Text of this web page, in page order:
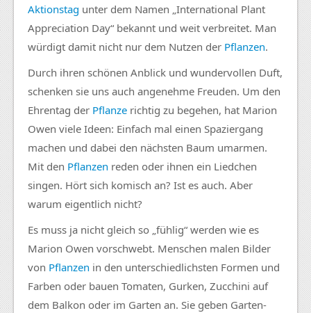
Aktionstag unter dem Namen „International Plant
Appreciation Day“ bekannt und weit verbreitet. Man
würdigt damit nicht nur dem Nutzen der Pflanzen.
Durch ihren schönen Anblick und wundervollen Duft,
schenken sie uns auch angenehme Freuden. Um den
Ehrentag der Pflanze richtig zu begehen, hat Marion
Owen viele Ideen: Einfach mal einen Spaziergang
machen und dabei den nächsten Baum umarmen.
Mit den Pflanzen reden oder ihnen ein Liedchen
singen. Hört sich komisch an? Ist es auch. Aber
warum eigentlich nicht?
Es muss ja nicht gleich so „fühlig“ werden wie es
Marion Owen vorschwebt. Menschen malen Bilder
von Pflanzen in den unterschiedlichsten Formen und
Farben oder bauen Tomaten, Gurken, Zucchini auf
dem Balkon oder im Garten an. Sie geben Garten-